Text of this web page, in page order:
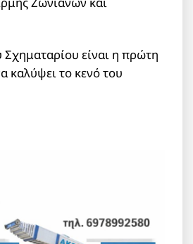
είναι η πρώτη
καλύψει το κενό του